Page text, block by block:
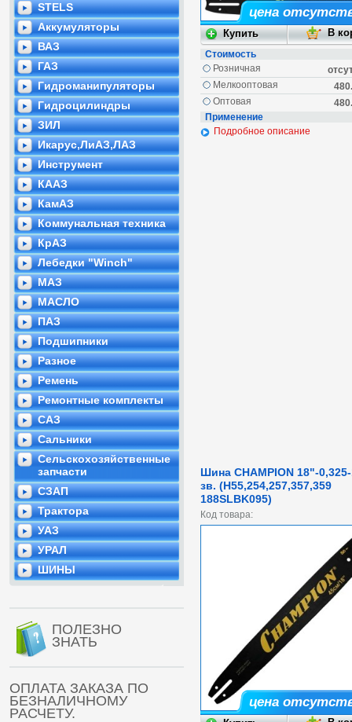
STELS
Аккумуляторы
ВАЗ
ГАЗ
Гидроманипуляторы
Гидроцилиндры
ЗИЛ
Икарус,ЛиАЗ,ЛАЗ
Инструмент
КААЗ
КамАЗ
Коммунальная техника
КрАЗ
Лебедки "Winch"
МАЗ
МАСЛО
ПАЗ
Подшипники
Разное
Ремень
Ремонтные комплекты
САЗ
Сальники
Сельскохозяйственные
запчасти
СЗАП
Трактора
УАЗ
УРАЛ
ШИНЫ
ПОЛЕЗНО
ЗНАТЬ
ОПЛАТА ЗАКАЗА ПО
БЕЗНАЛИЧНОМУ
РАСЧЕТУ.
цена
Стоимость
Розничная
Мелкооптовая
Оптовая
Применение
Подробное описание
Шина CHAMPION 18"-
зв. (H55,254,257,357,359
188SLBK095)
Код товара:
цена